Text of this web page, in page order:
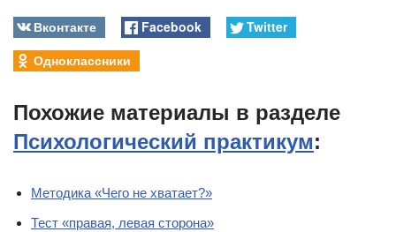
Вконтакте Facebook
Twitter
Одноклассники
Похожие материалы в разделе
Психологический практикум:
Методика «Чего не хватает?»
Тест «правая, левая сторона»